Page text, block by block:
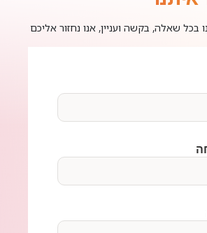
בכל שאלה, בקשה ועניין, אנו נחזור אליכם